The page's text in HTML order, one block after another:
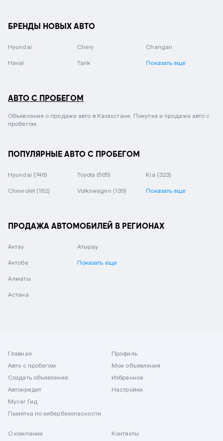
БРЕНДЫ НОВЫХ АВТО
Hyundai Chery Changan
Haval Tank Показать еще
АВТО С ПРОБЕГОМ
Объявления о продаже авто в Казахстане. Покупка и продажа авто с
пробегом.
ПОПУЛЯРНЫЕ АВТО С ПРОБЕГОМ
Hyundai (746) Toyota (505) Kia (323)
Chevrolet (162) Volkswagen (139) Показать еще
ПРОДАЖА АВТОМОБИЛЕЙ В РЕГИОНАХ
Актау
Актобе
Алматы
Астана
Атырау
Показать еще
Главная
Авто с пробегом
Создать объявление
Автокредит
Mycar Гид
Памятка по кибербезопасности
Профиль
Мои объявления
Избранное
Настройки
О компании
Контакты